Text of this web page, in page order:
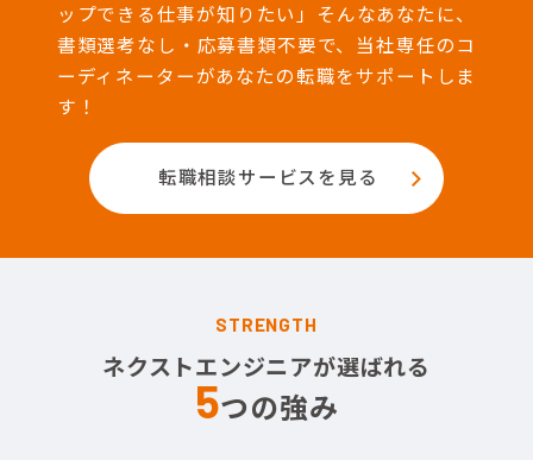
ップできる仕事が知りたい」そんなあなたに、
書類選考なし・応募書類不要で、当社専任のコ
ーディネーターがあなたの転職をサポートしま
す！
転職相談サービスを見る
STRENGTH
ネクストエンジニアが選ばれる
5つの強み